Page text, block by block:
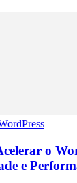
o
e